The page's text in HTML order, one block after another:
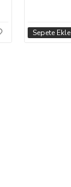
Sepete Ekle